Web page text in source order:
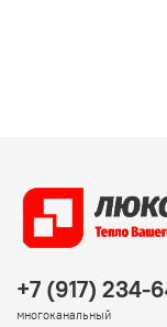
+7 (917) 234-
многоканальный